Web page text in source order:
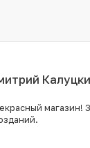
магазин!